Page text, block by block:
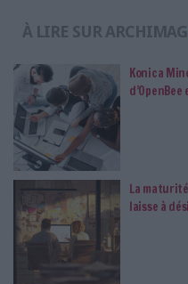
À LIRE SUR ARCHIMAG
Konica
La
laisse à